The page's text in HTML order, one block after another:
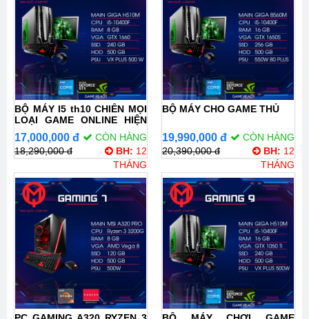
BỘ MÁY I5 th10 CHIẾN MỌI
LOẠI GAME ONLINE HIỆN
NAY
17,000,000 đ
CÒN HÀNG
18,290,000 đ
BH: 12
THÁNG
BỘ MÁY CHO GAME THỦ
19,990,000 đ
CÒN HÀNG
20,390,000 đ
BH: 12
THÁNG